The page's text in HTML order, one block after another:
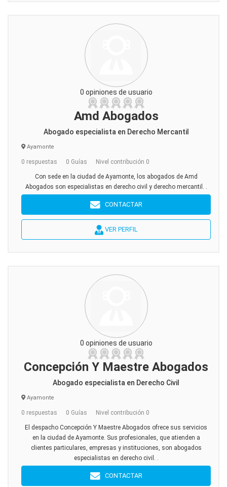
0 opiniones de usuario
Amd Abogados
Abogado especialista en Derecho Mercantil
Ayamonte
0 respuestas 0 Guías Nivel contribución 0
Con sede en la ciudad de Ayamonte, los abogados de Amd
Abogados son especialistas en derecho civil y derecho mercantil. .
CONTACTAR
VER PERFIL
0 opiniones de usuario
Concepción Y Maestre Abogados
Abogado especialista en Derecho Civil
Ayamonte
0 respuestas 0 Guías Nivel contribución 0
El despacho Concepción Y Maestre Abogados ofrece sus servicios
en la ciudad de Ayamonte. Sus profesionales, que atienden a
clientes particulares, empresas y instituciones, son abogados
especialistas en derecho civil. .
CONTACTAR